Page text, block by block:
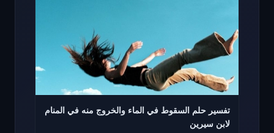
تفسير حلم السقوط في الماء والخروج منه في المنام
لابن سيرين